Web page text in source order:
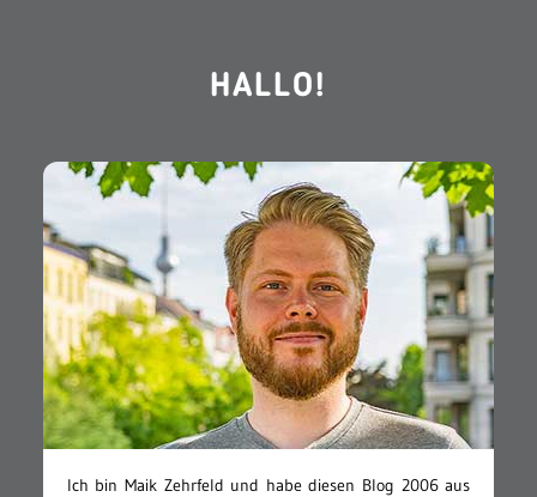
HALLO!
Ich bin Maik Zehrfeld und habe diesen Blog 2006 aus